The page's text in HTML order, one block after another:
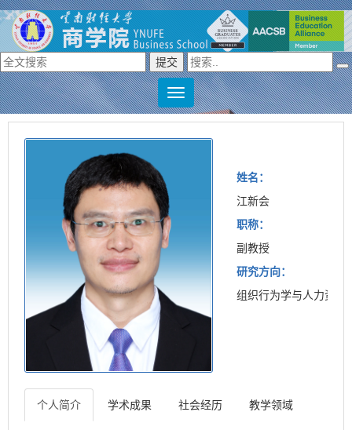
姓名：
江新会
职称：
副教授
研究方向：
组织行为学与人力资源
个人简介 学术成果 社会经历 教学领域